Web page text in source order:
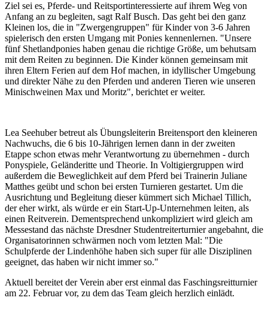
Ziel sei es, Pferde- und Reitsportinteressierte auf ihrem Weg von
Anfang an zu begleiten, sagt Ralf Busch. Das geht bei den ganz
Kleinen los, die in "Zwergengruppen" für Kinder von 3-6 Jahren
spielerisch den ersten Umgang mit Ponies kennenlernen. "Unsere
fünf Shetlandponies haben genau die richtige Größe, um behutsam
mit dem Reiten zu beginnen. Die Kinder können gemeinsam mit
ihren Eltern Ferien auf dem Hof machen, in idyllischer Umgebung
und direkter Nähe zu den Pferden und anderen Tieren wie unseren
Minischweinen Max und Moritz", berichtet er weiter.
Lea Seehuber betreut als Übungsleiterin Breitensport den kleineren
Nachwuchs, die 6 bis 10-Jährigen lernen dann in der zweiten
Etappe schon etwas mehr Verantwortung zu übernehmen - durch
Ponyspiele, Geländeritte und Theorie. In Voltigiergruppen wird
außerdem die Beweglichkeit auf dem Pferd bei Trainerin Juliane
Matthes geübt und schon bei ersten Turnieren gestartet. Um die
Ausrichtung und Begleitung dieser kümmert sich Michael Tillich,
der eher wirkt, als würde er ein Start-Up-Unternehmen leiten, als
einen Reitverein. Dementsprechend unkompliziert wird gleich am
Messestand das nächste Dresdner Studentreiterturnier angebahnt, die
Organisatorinnen schwärmen noch vom letzten Mal: "Die
Schulpferde der Lindenhöhe haben sich super für alle Disziplinen
geeignet, das haben wir nicht immer so."
Aktuell bereitet der Verein aber erst einmal das Faschingsreitturnier
am 22. Februar vor, zu dem das Team gleich herzlich einlädt.